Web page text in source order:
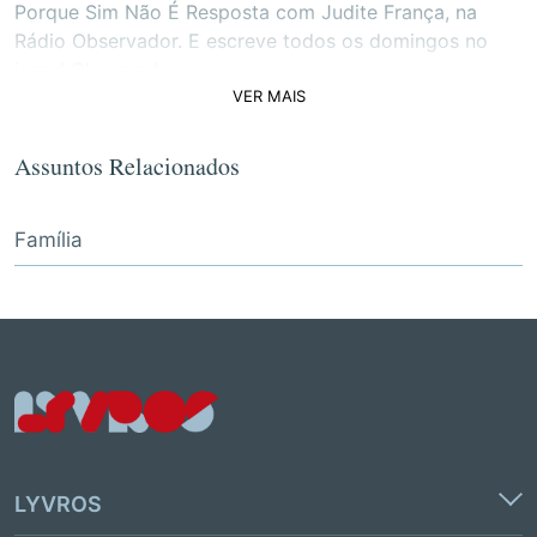
Porque Sim Não É Resposta com Judite França, na
Rádio Observador. E escreve todos os domingos no
VER MAIS
Assuntos Relacionados
Família
LYVROS